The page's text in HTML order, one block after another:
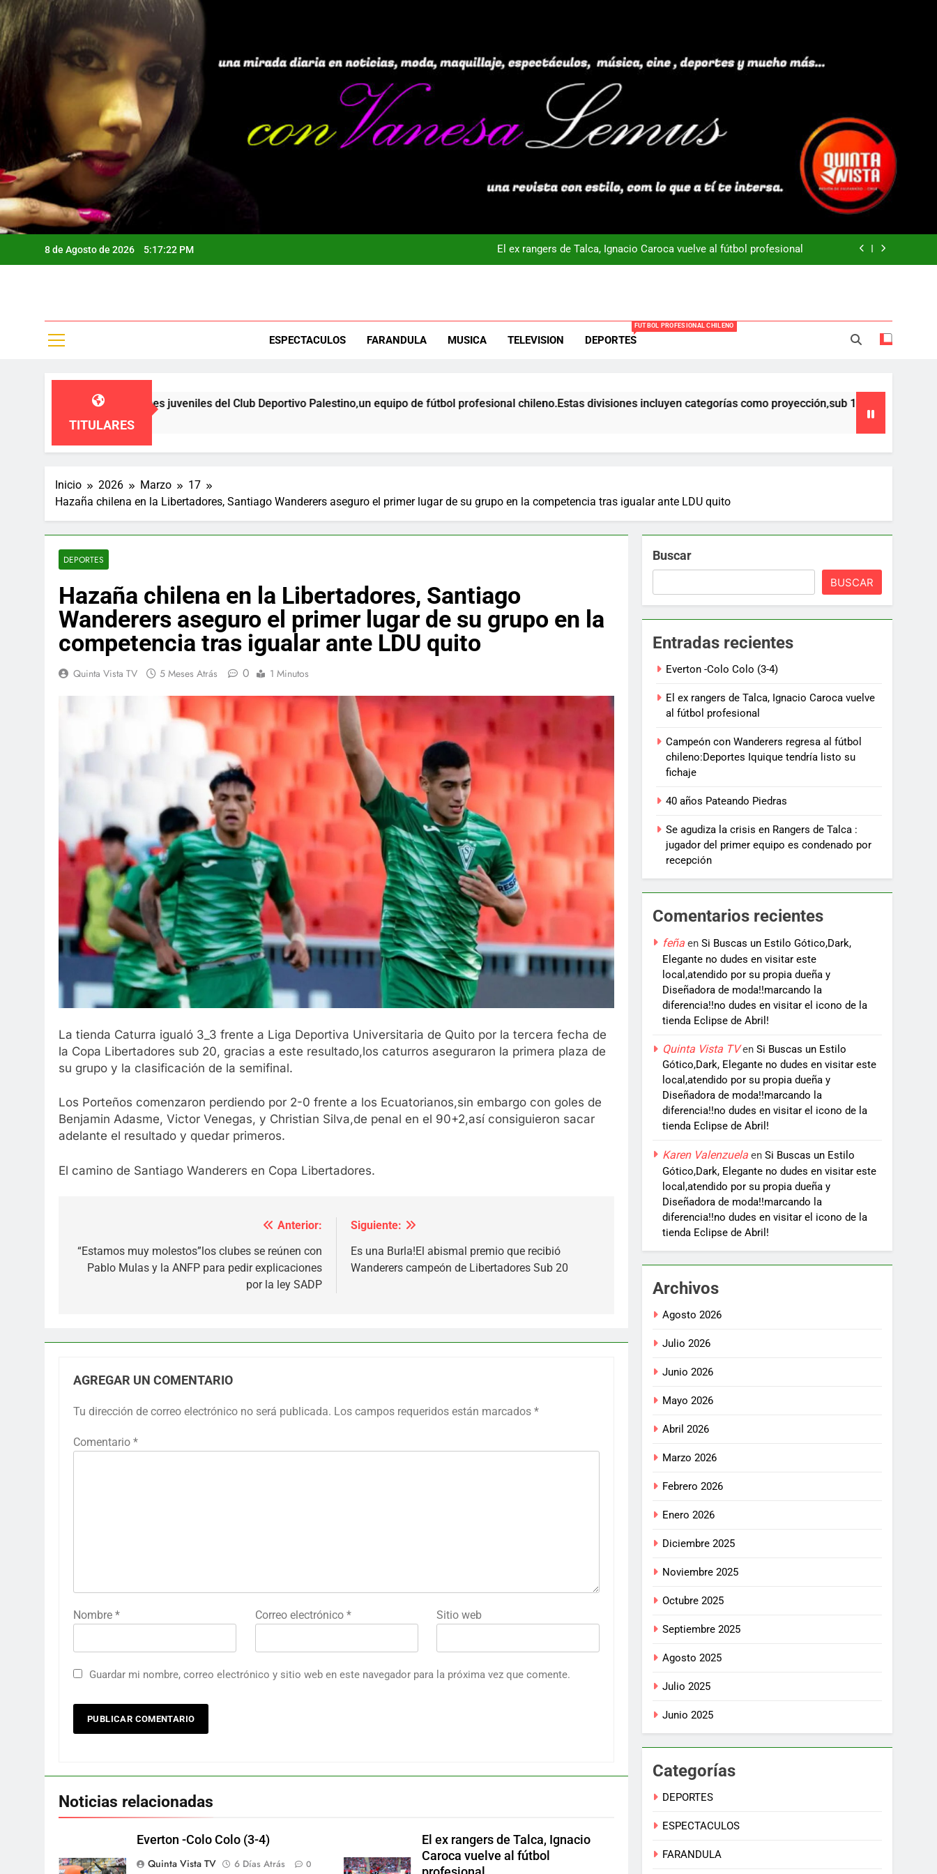
Saltar
al
contenido
8 de Agosto de 2026 5:17:23 PM
40 años Pateando Piedras
El ex rangers de Talca, Ignacio Caroca vuelve al fútbol profesional
Campeón con Wanderers regresa al fútbol chileno:Deportes Iquique tendría listo su fichaje
ESPECTACULOS FARANDULA MUSICA TELEVISION DEPORTES
FUTBOL PROFESIONAL CHILENO
TITULARES
a las diviciones juveniles del Club Deportivo Palestino,un equipo de fútbol profesional chileno.Estas divisiones incluyen categorías como proyección,sub 17,sub 16 y sub 15 ,que
Inicio 2026 Marzo
17
Hazaña chilena en la Libertadores, Santiago Wanderers aseguro el primer lugar de su grupo en la competencia tras igualar ante LDU quito
DEPORTES
Hazaña chilena en la Libertadores, Santiago
Wanderers aseguro el primer lugar de su grupo en la
competencia tras igualar ante LDU quito
Quinta Vista TV 5 Meses Atrás 0 1 Minutos
La tienda Caturra igualó 3_3 frente a Liga Deportiva Universitaria de Quito por la tercera fecha de
la Copa Libertadores sub 20, gracias a este resultado,los caturros aseguraron la primera plaza de
su grupo y la clasificación de la semifinal.
Los Porteños comenzaron perdiendo por 2-0 frente a los Ecuatorianos,sin embargo con goles de
Benjamin Adasme, Victor Venegas, y Christian Silva,de penal en el 90+2,así consiguieron sacar
adelante el resultado y quedar primeros.
El camino de Santiago Wanderers en Copa Libertadores.
de
Anterior:
“Estamos muy molestos”los clubes se reúnen con
Pablo Mulas y la ANFP para pedir explicaciones
por la ley SADP
Siguiente:
Es una Burla!El abismal premio que recibió
Wanderers campeón de Libertadores Sub 20
AGREGAR UN COMENTARIO
Tu dirección de correo electrónico no será publicada. Los campos requeridos están marcados *
Comentario *
Nombre * Correo electrónico * Sitio web
Guardar mi nombre, correo electrónico y sitio web en este navegador para la próxima vez que comente.
Noticias relacionadas
Everton -Colo Colo (3-4)
Quinta Vista TV
6 Días Atrás 0
El ex rangers de Talca, Ignacio
Caroca vuelve al fútbol
Buscar
BUSCAR
Entradas recientes
Everton -Colo Colo (3-4)
El ex rangers de Talca, Ignacio Caroca vuelve
al fútbol profesional
Campeón con Wanderers regresa al fútbol
chileno:Deportes Iquique tendría listo su
fichaje
40 años Pateando Piedras
Se agudiza la crisis en Rangers de Talca :
jugador del primer equipo es condenado por
recepción
Comentarios recientes
feña enSi Buscas un Estilo Gótico,Dark,
Elegante no dudes en visitar este
local,atendido por su propia dueña y
Diseñadora de moda!!marcando la
diferencia!!no dudes en visitar el icono de la
tienda Eclipse de Abril!
Quinta Vista TVenSi Buscas un Estilo
Gótico,Dark, Elegante no dudes en visitar este
local,atendido por su propia dueña y
Diseñadora de moda!!marcando la
diferencia!!no dudes en visitar el icono de la
tienda Eclipse de Abril!
Karen Valenzuela enSi Buscas un Estilo
Gótico,Dark, Elegante no dudes en visitar este
local,atendido por su propia dueña y
Diseñadora de moda!!marcando la
diferencia!!no dudes en visitar el icono de la
tienda Eclipse de Abril!
Archivos
Agosto 2026
Julio 2026
Junio 2026
Mayo 2026
Abril 2026
Marzo 2026
Febrero 2026
Enero 2026
Diciembre 2025
Noviembre 2025
Octubre 2025
Septiembre 2025
Agosto 2025
Julio 2025
Junio 2025
Categorías
DEPORTES
ESPECTACULOS
FARANDULA